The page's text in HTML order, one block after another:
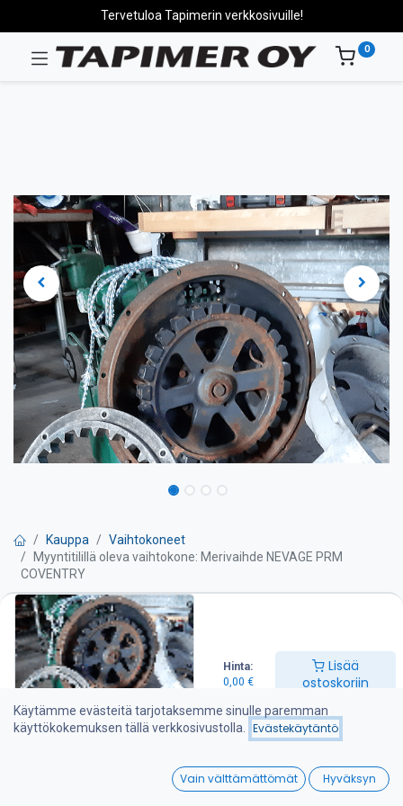
Hinta:
0,00 €
Lisää
ostoskoriin
Wishlist
Tervetuloa Tapimerin verkkosivuille!
0
Kauppa
Vaihtokoneet
Myyntitilillä oleva vaihtokone: Merivaihde NEVAGE PRM
COVENTRY
Myyntitilillä oleva vaihtokone:
Merivaihde NEVAGE PRM
COVENTRY
Käytämme evästeitä tarjotaksemme sinulle paremman
käyttökokemuksen tällä verkkosivustolla.
Evästekäytäntö
Vain välttämättömät Hyväksyn